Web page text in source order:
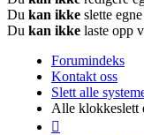
Du kan ikke slette
Du kan ikke laste opp
Forumindeks
Kontakt oss
Slett alle
Alle klokkeslett